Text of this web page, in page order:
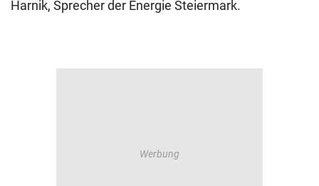
Harnik, Sprecher der Energie Steiermark.